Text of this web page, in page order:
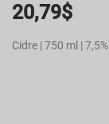
20,79$
Cidre | 750 ml | 7,5%